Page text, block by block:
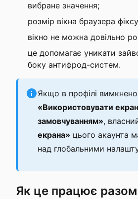
вибране значення;
розмір вікна браузера
вікно не можна довільно
це допомагає уникати
боку антифрод-систем.
Якщо в профілі вимкнено
«Використовувати
замовчуванням»,
екрана» цього акаунта
над глобальними
Як це працює разом